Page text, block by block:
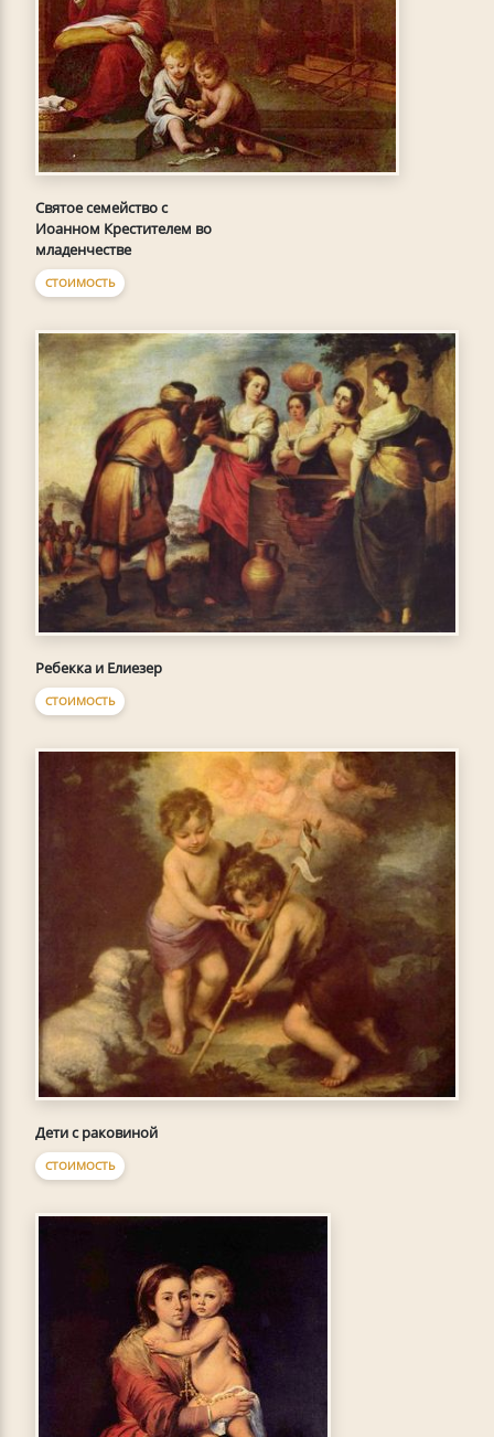
Святое семейство с
Иоанном Крестителем во
младенчестве
СТОИМОСТЬ
Ребекка и Елиезер
СТОИМОСТЬ
Дети с раковиной
СТОИМОСТЬ